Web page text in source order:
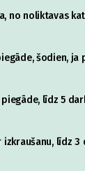
no noliktavas
šodien,
līdz 5
izkraušanu, līdz